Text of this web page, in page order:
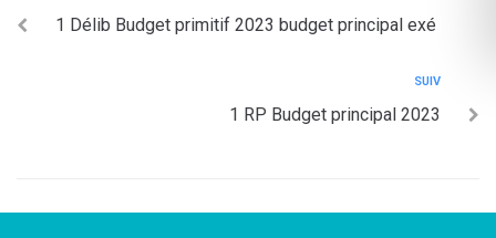
1 Délib Budget primitif 2023 budget principal exé
SUIV
1 RP Budget principal 2023